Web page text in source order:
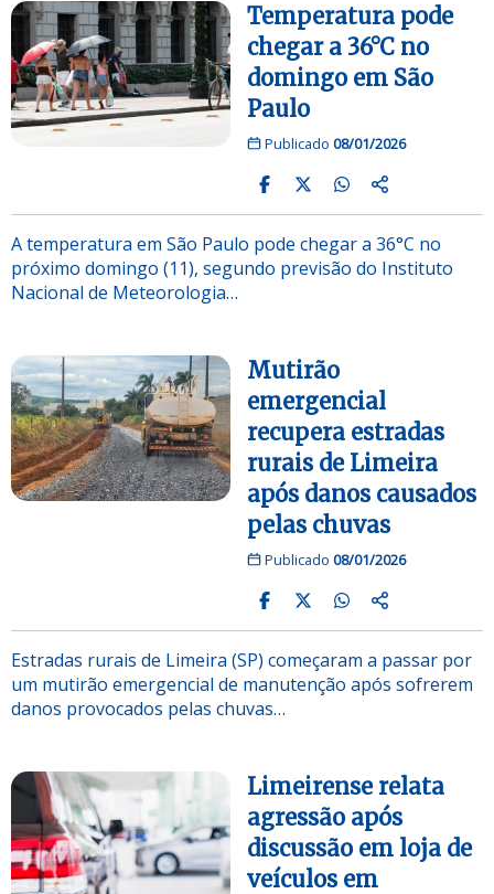
Temperatura pode
chegar a 36°C no
domingo em São
Paulo
Publicado 08/01/2026
A temperatura em São Paulo pode chegar a 36°C no
próximo domingo (11), segundo previsão do Instituto
Nacional de Meteorologia…
Mutirão
emergencial
recupera estradas
rurais de Limeira
após danos causados
pelas chuvas
Publicado 08/01/2026
Estradas rurais de Limeira (SP) começaram a passar por
um mutirão emergencial de manutenção após sofrerem
danos provocados pelas chuvas…
Limeirense relata
agressão após
discussão em loja de
veículos em